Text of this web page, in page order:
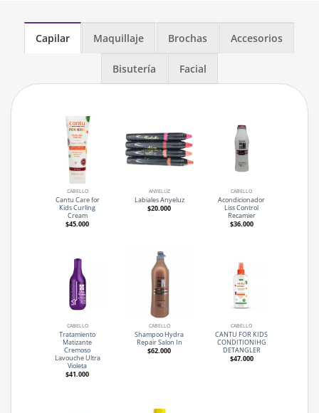
Capilar Maquillaje Brochas Accesorios
Bisutería Facial
CABELLO
Cantu Care for
Kids Curling
Cream
$45.000
ANYELUZ
Labiales Anyeluz
$20.000
CABELLO
Acondicionador
Liss Control
Recamier
$36.000
CABELLO
Tratamiento
Matizante
Cremoso
Lavouche Ultra
Violeta
$41.000
CABELLO
Shampoo Hydra
Repair Salon In
$62.000
CABELLO
CANTU FOR KIDS
CONDITIONIHG
DETANGLER
$47.000